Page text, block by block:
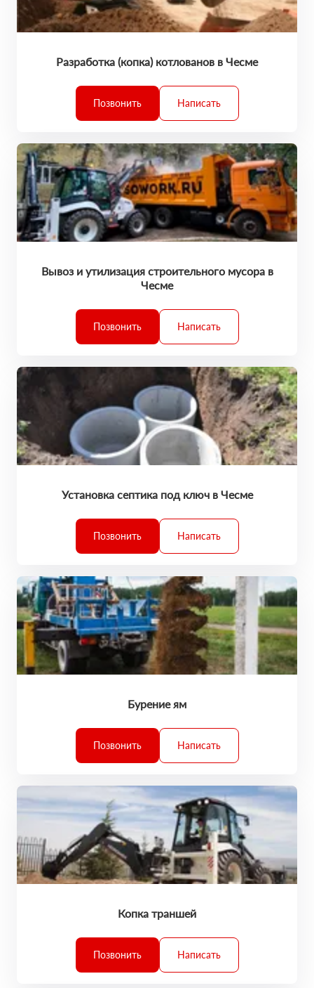
Разработка (копка) котлованов в Чесме
Позвонить Написать
Вывоз и утилизация строительного мусора в
Чесме
Позвонить Написать
Установка септика под ключ в Чесме
Позвонить Написать
Бурение ям
Позвонить Написать
Копка траншей
Позвонить Написать